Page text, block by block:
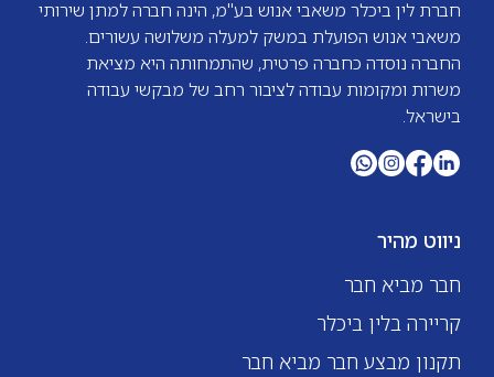
בין־אישית מצוינת שליטה בכלי AI, LMS, Office,
Monday/Lists ומערכות ERP
חברת לין ביכלר משאבי אנוש בע"מ, הינה חברה למתן שירותי
משאבי אנוש הפועלת במשק למעלה משלושה עשורים.
החברה נוסדה כחברה פרטית, שהתמחותה היא מציאת
משרות ומקומות עבודה לציבור רחב של מבקשי עבודה
בישראל.
ניווט מהיר
חבר מביא חבר
קריירה בלין ביכלר
תקנון מבצע חבר מביא חבר